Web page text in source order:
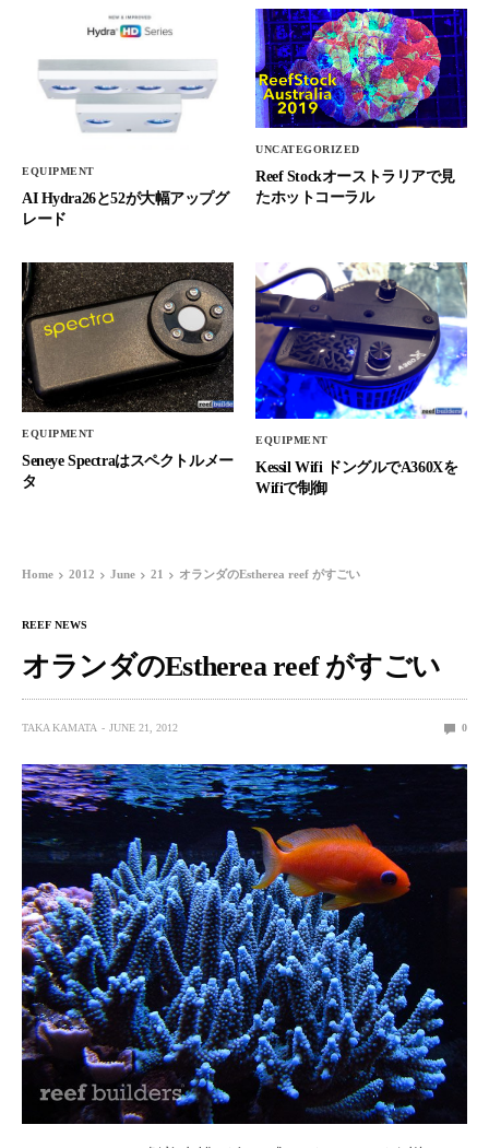
EQUIPMENT
AI Hydra26と52が大幅アップグ
レード
UNCATEGORIZED
Reef Stockオーストラリアで見
たホットコーラル
EQUIPMENT
Seneye Spectraはスペクトルメー
タ
EQUIPMENT
Kessil Wifi ドングルでA360Xを
Wifiで制御
Home 2012 June 21 オランダのEstherea reef がすごい
REEF NEWS
オランダのEstherea reef がすごい
TAKA KAMATA JUNE 21, 2012 0